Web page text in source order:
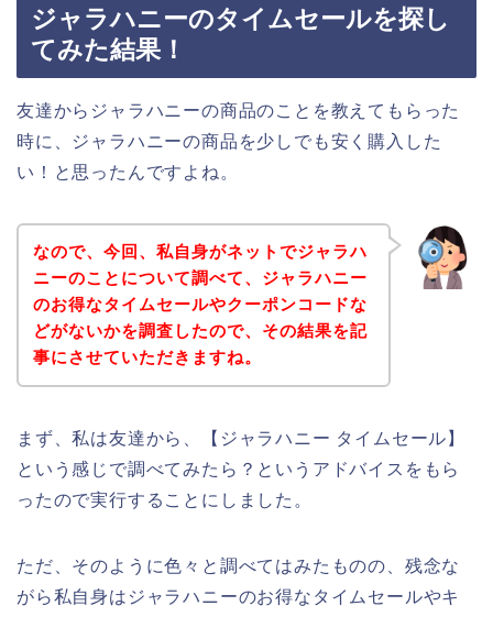
ジャラハニーのタイムセールを探し
てみた結果！
友達からジャラハニーの商品のことを教えてもらった
時に、ジャラハニーの商品を少しでも安く購入した
い！と思ったんですよね。
なので、今回、私自身がネットでジャラハ
ニーのことについて調べて、ジャラハニー
のお得なタイムセールやクーポンコードな
どがないかを調査したので、その結果を記
事にさせていただきますね。
まず、私は友達から、【ジャラハニー タイムセール】
という感じで調べてみたら？というアドバイスをもら
ったので実行することにしました。
ただ、そのように色々と調べてはみたものの、残念な
がら私自身はジャラハニーのお得なタイムセールやキ